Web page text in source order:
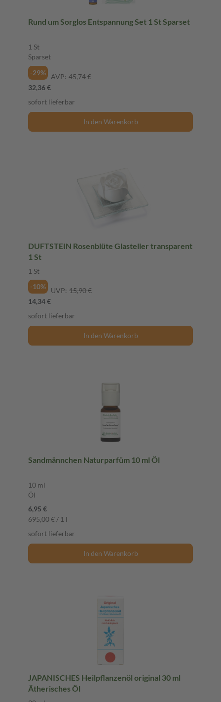
Rund um Sorglos Entspannung Set 1 St Sparset
1 St
Sparset
-29%
AVP: 45,74 €
32,36 €
sofort lieferbar
In den Warenkorb
DUFTSTEIN Rosenblüte Glasteller transparent
1 St
1 St
-10%
UVP: 15,90 €
14,34 €
sofort lieferbar
In den Warenkorb
Sandmännchen Naturparfüm 10 ml Öl
10 ml
Öl
6,95 €
695,00 € / 1 l
sofort lieferbar
In den Warenkorb
JAPANISCHES Heilpflanzenöl original 30 ml
Ätherisches Öl